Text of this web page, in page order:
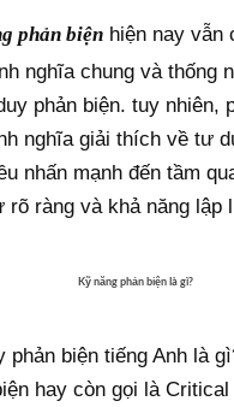
phản biện hiện nay vẫn
nghĩa chung và thống
phản biện. tuy nhiên,
nghĩa giải thích về tư
nhấn mạnh đến tầm
rõ ràng và khả năng lập
Kỹ năng phản biện là gì?
phản biện tiếng Anh là
hay còn gọi là